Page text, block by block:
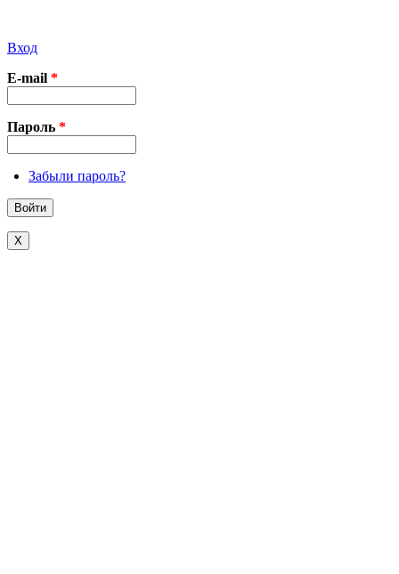
Вход
E-mail *
Пароль *
Забыли пароль?
X